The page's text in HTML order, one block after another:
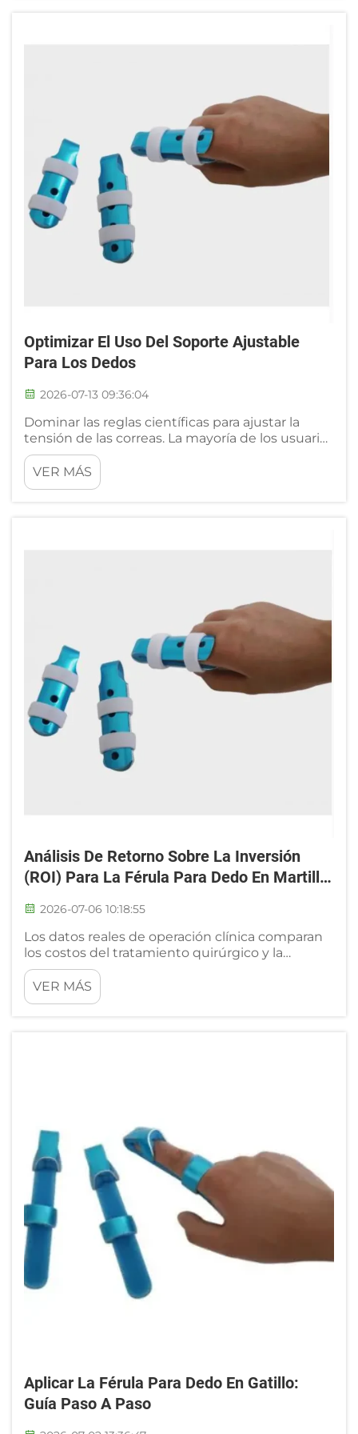
Optimizar El Uso Del Soporte Ajustable
Para Los Dedos
2026-07-13 09:36:04
Dominar las reglas científicas para ajustar la
tensión de las correas. La mayoría de los usuarios
ajustan las correas del soporte para los dedos de
forma arbitraria, sin dominar los estándares de
evaluación establecidos, lo que desencadena
VER MÁS
Análisis De Retorno Sobre La Inversión
(ROI) Para La Férula Para Dedo En Martillo
2026-07-06 10:18:55
Los datos reales de operación clínica comparan
los costos del tratamiento quirúrgico y la
rehabilitación con férula. Muchos
administradores de consultorios ortopédicos y
centros de rehabilitación comparten registros
VER MÁS
Aplicar La Férula Para Dedo En Gatillo:
Guía Paso A Paso